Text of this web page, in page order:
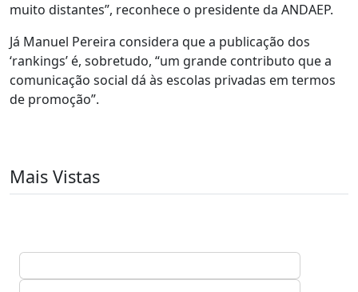
muito distantes”, reconhece o presidente da ANDAEP.
Já Manuel Pereira considera que a publicação dos
‘rankings’ é, sobretudo, “um grande contributo que a
comunicação social dá às escolas privadas em termos
de promoção”.
Mais Vistas